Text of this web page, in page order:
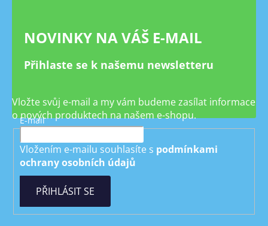
NOVINKY NA VÁŠ E-MAIL
Přihlaste se k našemu newsletteru
Vložte svůj e-mail a my vám budeme zasílat informace
o nových produktech na našem e-shopu.
E-mail
Vložením e-mailu souhlasíte s podmínkami
ochrany osobních údajů
PŘIHLÁSIT SE